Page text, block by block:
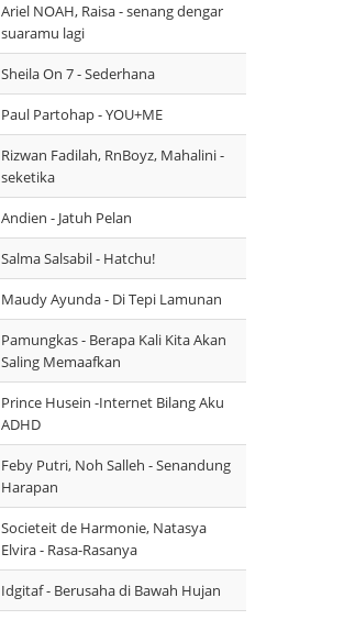
Ariel NOAH, Raisa - senang dengar
suaramu lagi
Sheila On 7 - Sederhana
Paul Partohap - YOU+ME
Rizwan Fadilah, RnBoyz, Mahalini -
seketika
Andien - Jatuh Pelan
Salma Salsabil - Hatchu!
Maudy Ayunda - Di Tepi Lamunan
Pamungkas - Berapa Kali Kita Akan
Saling Memaafkan
Prince Husein -Internet Bilang Aku
ADHD
Feby Putri, Noh Salleh - Senandung
Harapan
Societeit de Harmonie, Natasya
Elvira - Rasa-Rasanya
Idgitaf - Berusaha di Bawah Hujan